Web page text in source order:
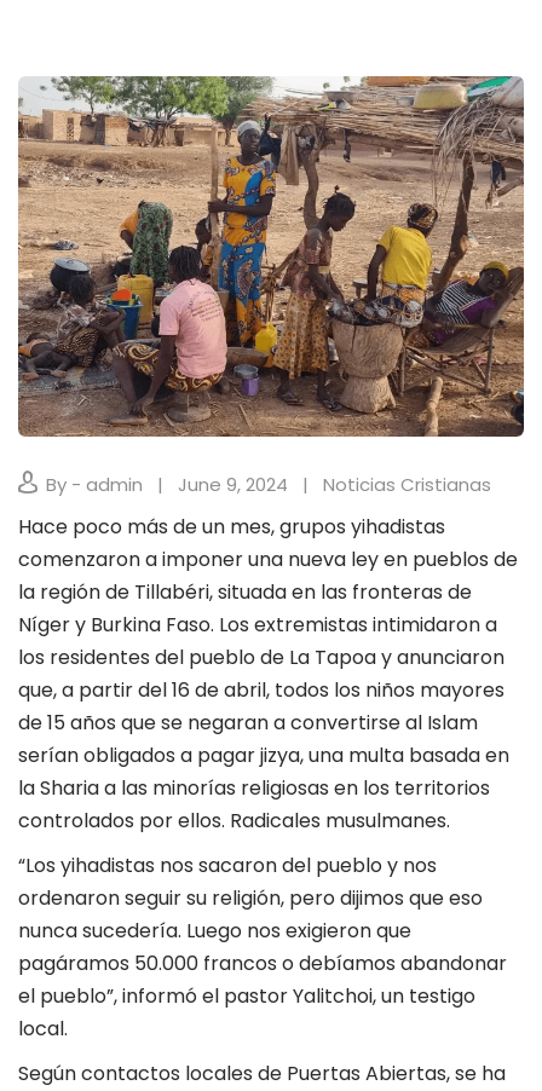
By - admin June 9, 2024 Noticias Cristianas
Hace poco más de un mes, grupos yihadistas
comenzaron a imponer una nueva ley en pueblos de
la región de Tillabéri, situada en las fronteras de
Níger y Burkina Faso. Los extremistas intimidaron a
los residentes del pueblo de La Tapoa y anunciaron
que, a partir del 16 de abril, todos los niños mayores
de 15 años que se negaran a convertirse al Islam
serían obligados a pagar jizya, una multa basada en
la Sharia a las minorías religiosas en los territorios
controlados por ellos. Radicales musulmanes.
“Los yihadistas nos sacaron del pueblo y nos
ordenaron seguir su religión, pero dijimos que eso
nunca sucedería. Luego nos exigieron que
pagáramos 50.000 francos o debíamos abandonar
el pueblo”, informó el pastor Yalitchoi, un testigo
local.
Según contactos locales de Puertas Abiertas, se ha